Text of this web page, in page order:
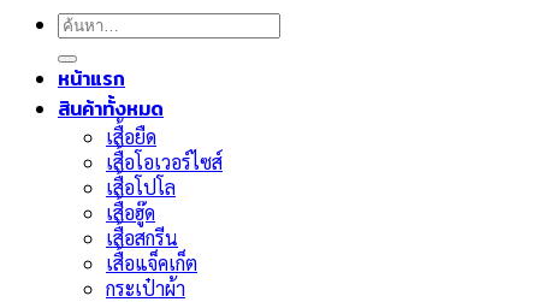
ค้นหา:
หน้าแรก
สินค้าทั้งหมด
เสื้อยืด
เสื้อโอเวอร์ไซส์
เสื้อโปโล
เสื้อฮู๊ด
เสื้อสกรีน
เสื้อแจ็คเก็ต
กระเป๋าผ้า